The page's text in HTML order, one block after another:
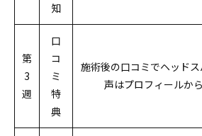
知
第
3
週
口
コ
ミ
特
典
施術後の口コミでヘッド
声はプロフィールか